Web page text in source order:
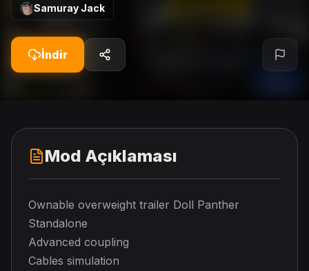
Samuray Jack
İndir
Mod Açıklaması
Ownable overweight trailer Doll Panther
Standalone
Advanced coupling
Cables simulation